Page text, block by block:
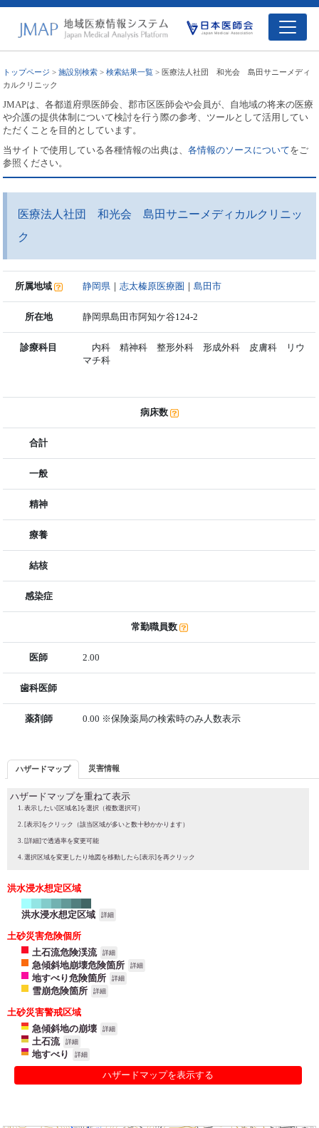
トップページ >施設別検索 >検索結果一覧 > 医療法人社団 和光会 島田サニーメディ
カルクリニック
JMAPは、各都道府県医師会、郡市区医師会や会員が、自地域の将来の医療
や介護の提供体制について検討を行う際の参考、ツールとして活用してい
ただくことを目的としています。
当サイトで使用している各種情報の出典は、各情報のソースについてをご
参照ください。
医療法人社団 和光会 島田サニーメディカルクリニッ
ク
所属地域 静岡県 ｜志太榛原医療圏 ｜島田市
所在地 静岡県島田市阿知ケ谷124-2
診療科目
内科 精神科 整形外科 形成外科 皮膚科 リウ
マチ科
病床数
合計
一般
精神
療養
結核
感染症
常勤職員数
医師 2.00
歯科医師
薬剤師 0.00 ※保険薬局の検索時のみ人数表示
ハザードマップ 災害情報
ハザードマップを重ねて表示
表示したい[区域名]を選択（複数選択可）
[表示]をクリック（該当区域が多いと数十秒かかります）
[詳細]で透過率を変更可能
選択区域を変更したり地図を移動したら[表示]を再クリック
洪水浸水想定区域
洪水浸水想定区域 詳細
土砂災害危険個所
土石流危険渓流
詳細
急傾斜地崩壊危険箇所 詳細
地すべり危険箇所 詳細
雪崩危険箇所 詳細
土砂災害警戒区域
急傾斜地の崩壊
詳細
土石流 詳細
地すべり 詳細
ハザードマップを表示する